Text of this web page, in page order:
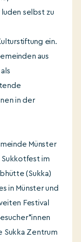
selbst zu
ein.
aus
in der
Münster
Sukkotfest im
(Sukka)
in Münster und
Festival
Sukka Zentrum